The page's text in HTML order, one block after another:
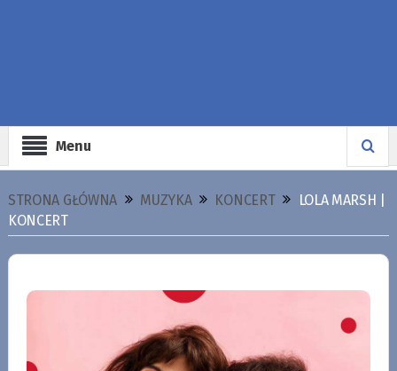
Menu
STRONA GŁÓWNA MUZYKA KONCERT
LOLA MARSH |
KONCERT